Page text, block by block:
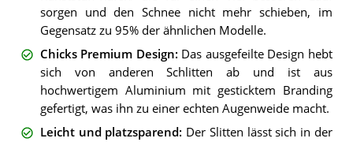
sorgen und den Schnee nicht mehr schieben, im
Gegensatz zu 95% der ähnlichen Modelle.
Chicks Premium Design: Das ausgefeilte Design hebt
sich von anderen Schlitten ab und ist aus
hochwertigem Aluminium mit gesticktem Branding
gefertigt, was ihn zu einer echten Augenweide macht.
Leicht und platzsparend: Der Slitten lässt sich in der